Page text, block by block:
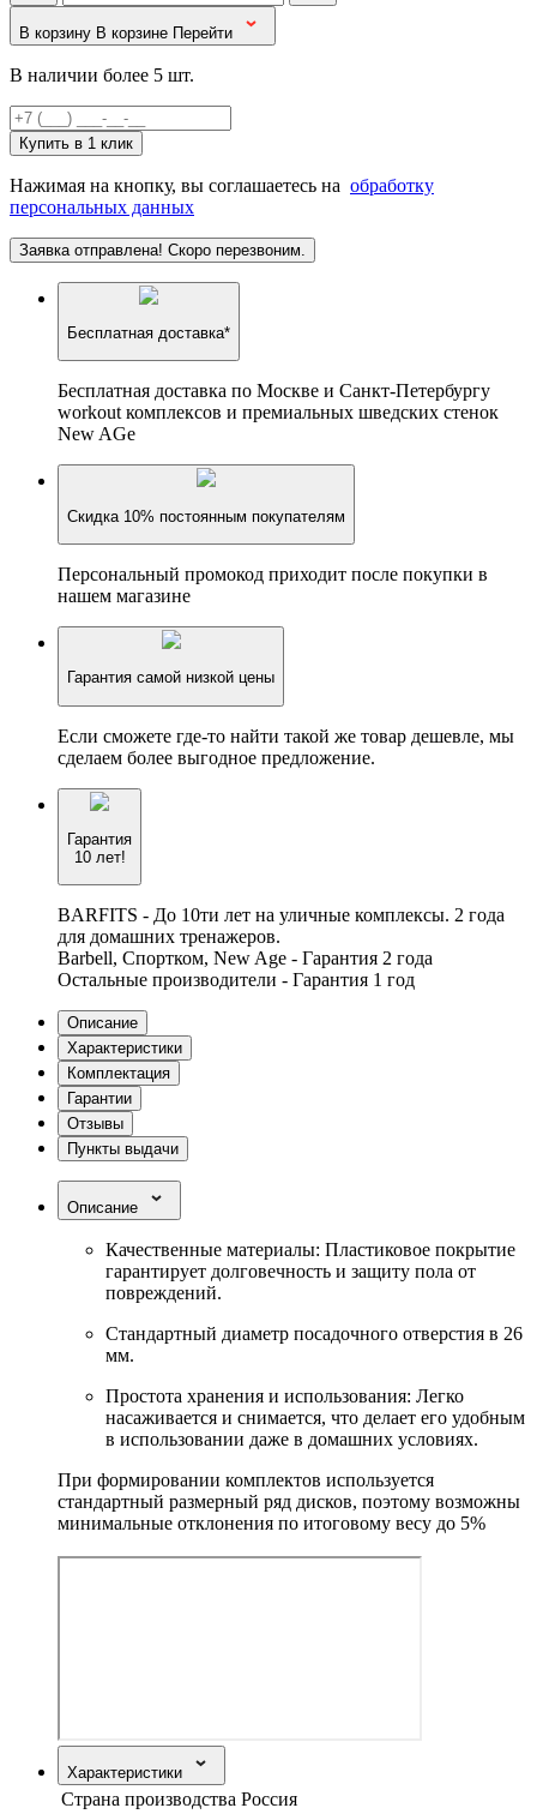
В корзину В корзине Перейти
В наличии более 5 шт.
Купить в 1 клик
Нажимая на кнопку, вы соглашаетесь на обработку
персональных данных
Заявка отправлена! Скоро перезвоним.
Бесплатная доставка*
Бесплатная доставка по Москве и Санкт-Петербургу
workout комплексов и премиальных шведских стенок
New AGe
Скидка 10% постоянным покупателям
Персональный промокод приходит после покупки в
нашем магазине
Гарантия самой низкой цены
Если сможете где-то найти такой же товар дешевле, мы
сделаем более выгодное предложение.
Гарантия
10 лет!
BARFITS - До 10ти лет на уличные комплексы. 2 года
для домашних тренажеров.
Barbell, Спортком, New Age - Гарантия 2 года
Остальные производители - Гарантия 1 год
Описание
Характеристики
Комплектация
Гарантии
Отзывы
Пункты выдачи
Описание
Качественные материалы: Пластиковое покрытие
гарантирует долговечность и защиту пола от
повреждений.
Стандартный диаметр посадочного отверстия в 26
мм.
Простота хранения и использования: Легко
насаживается и снимается, что делает его удобным
в использовании даже в домашних условиях.
При формировании комплектов используется
стандартный размерный ряд дисков, поэтому возможны
минимальные отклонения по итоговому весу до 5%
Характеристики
Страна производства Россия